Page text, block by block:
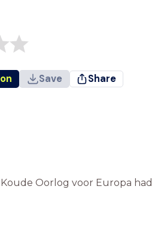
Save Share
Oorlog voor Europa had